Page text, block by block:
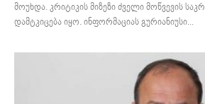
მოუხდა. კრიტიკის მიზეზი ძველი მოწვევის
დამტკიცება იყო. ინფორმაციას გურიანიუსი...